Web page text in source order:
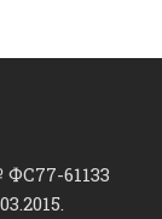
61133